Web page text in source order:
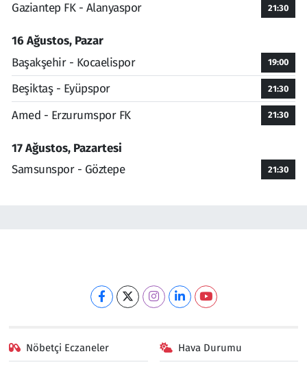
Gaziantep FK - Alanyaspor 21:30
16 Ağustos, Pazar
Başakşehir - Kocaelispor
19:00
Beşiktaş - Eyüpspor 21:30
Amed - Erzurumspor FK 21:30
17 Ağustos, Pazartesi
Samsunspor - Göztepe
21:30
Nöbetçi Eczaneler Hava Durumu